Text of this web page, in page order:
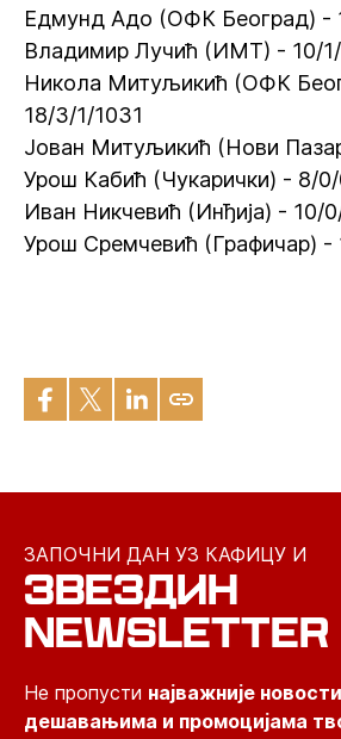
Едмунд Адо (ОФК Београд) -
Владимир Лучић (ИМТ) - 10/1/
Никола Митуљикић (ОФК
18/3/1/1031
Јован Митуљикић (Нови
Урош Кабић (Чукарички) - 8/
Иван Никчевић (Инђија) - 10/
Урош Сремчевић (Графичар) -
ЗАПОЧНИ ДАН УЗ КАФИЦУ И
ЗВЕЗДИН
NEWSLETTER
Не пропусти најважније
дешавањима и промоцијама